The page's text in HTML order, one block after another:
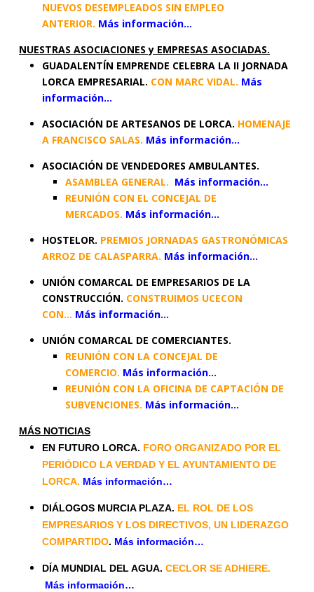
NUEVOS DESEMPLEADOS SIN EMPLEO
ANTERIOR. Más información…
NUESTRAS ASOCIACIONES y EMPRESAS ASOCIADAS.
GUADALENTÍN EMPRENDE CELEBRA LA II JORNADA
LORCA EMPRESARIAL. CON MARC VIDAL. Más
información…
ASOCIACIÓN DE ARTESANOS DE LORCA. HOMENAJE
A FRANCISCO SALAS. Más información…
ASOCIACIÓN DE VENDEDORES AMBULANTES.
ASAMBLEA GENERAL. Más información…
REUNIÓN CON EL CONCEJAL DE
MERCADOS. Más información…
HOSTELOR. PREMIOS JORNADAS GASTRONÓMICAS
ARROZ DE CALASPARRA. Más información…
UNIÓN COMARCAL DE EMPRESARIOS DE LA
CONSTRUCCIÓN. CONSTRUIMOS UCECON
CON… Más información…
UNIÓN COMARCAL DE COMERCIANTES.
REUNIÓN CON LA CONCEJAL DE
COMERCIO. Más información…
REUNIÓN CON LA OFICINA DE CAPTACIÓN DE
SUBVENCIONES. Más información…
MÁS NOTICIAS
EN FUTURO LORCA. FORO ORGANIZADO POR EL
PERIÓDICO LA VERDAD Y EL AYUNTAMIENTO DE
LORCA. Más información…
DIÁLOGOS MURCIA PLAZA. EL ROL DE LOS
EMPRESARIOS Y LOS DIRECTIVOS, UN LIDERAZGO
COMPARTIDO. Más información…
DÍA MUNDIAL DEL AGUA. CECLOR SE ADHIERE.
Más información…